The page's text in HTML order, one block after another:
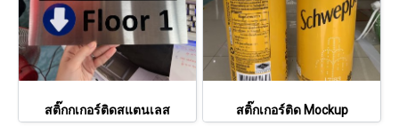
สติ๊กกเกอร์ติดสแตนเลส สติ๊กเกอร์ติด Mockup